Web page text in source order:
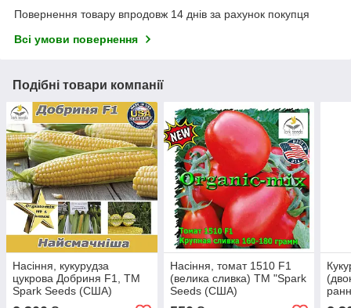
Повернення товару впродовж 14 днів за рахунок покупця
Всі умови повернення
Подібні товари компанії
Насіння, кукурудза
цукрова Добриня F1, ТМ
Spark Seeds (США)
Насіння, томат 1510 F1
(велика сливка) ТМ "Spark
Seeds (США)